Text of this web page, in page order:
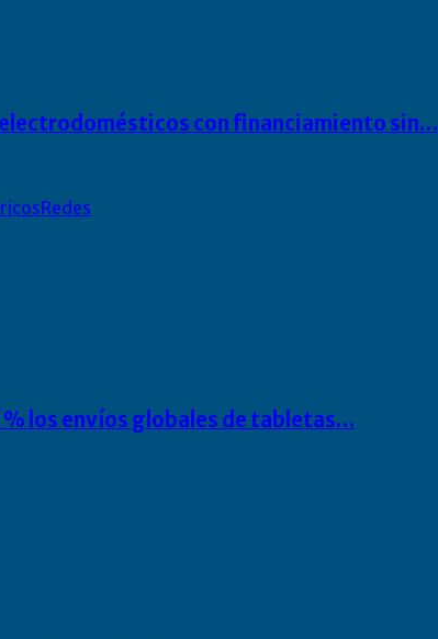
electrodomésticos con financiamiento sin…
Redes
% los envíos globales de tabletas…